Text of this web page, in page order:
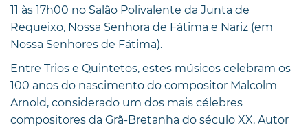
11 às 17h00 no Salão Polivalente da Junta de
Requeixo, Nossa Senhora de Fátima e Nariz (em
Nossa Senhores de Fátima).
Entre Trios e Quintetos, estes músicos celebram os
100 anos do nascimento do compositor Malcolm
Arnold, considerado um dos mais célebres
compositores da Grã-Bretanha do século XX. Autor